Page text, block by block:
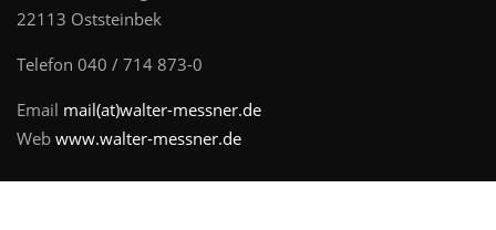
22113 Oststeinbek
Telefon 040 / 714 873-0
Email mail(at)walter-messner.de
Web www.walter-messner.de